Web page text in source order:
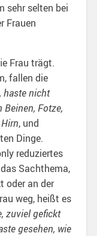
sehr selten bei
Frauen
Frau trägt.
fallen die
haste nicht
Fotze,
, und
Dinge.
reduziertes
Sachthema,
oder an der
weg, heißt es
zuviel gefickt
gesehen, wie